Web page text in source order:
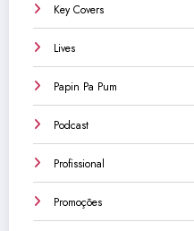
Key Covers
Lives
Papin Pa Pum
Podcast
Profissional
Promoções